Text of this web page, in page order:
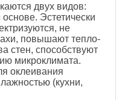
двух видов:
Эстетически
не
повышают тепло-
стен, способствуют
микроклимата.
оклеивания
(кухни,